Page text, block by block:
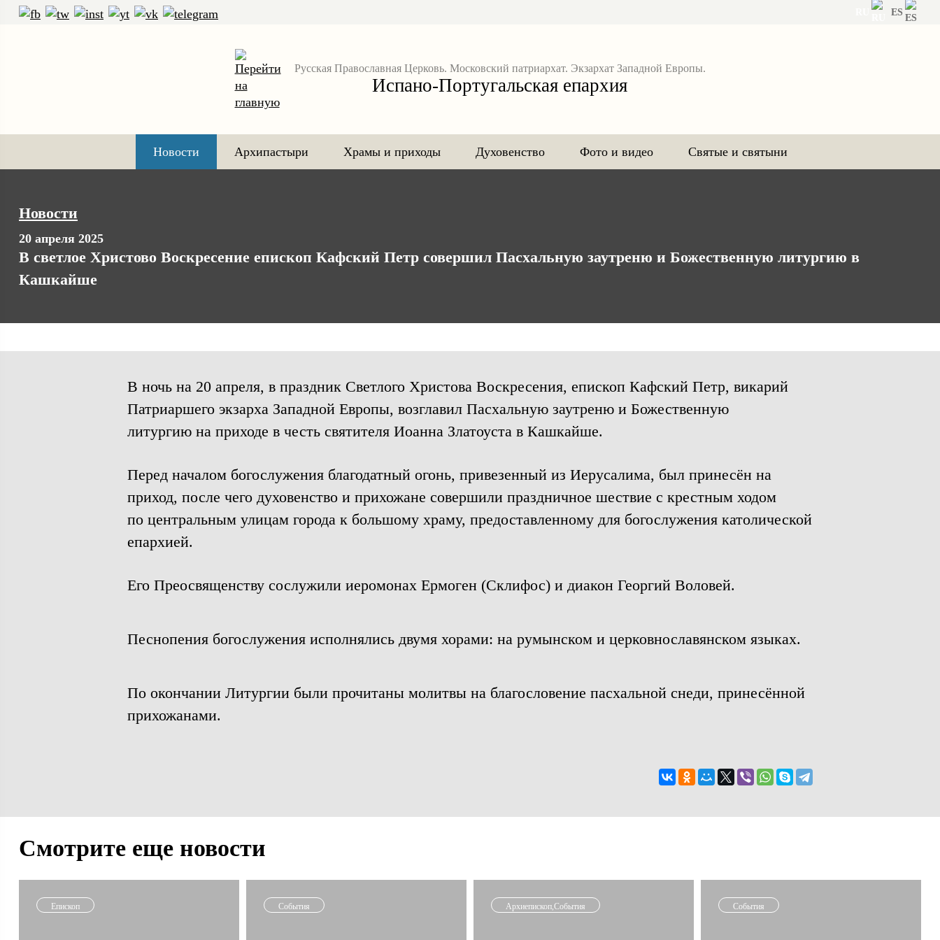
ES
Русская Православная Церковь. Московский патриархат. Экзархат Западной Европы.
Испано-Португальская епархия
Новости Архипастыри Храмы и приходы Духовенство Фото и видео Святые и святыни
Новости
20 апреля 2025
В светлое Христово Воскресение епископ Кафский Петр совершил Пасхальную заутреню и Божественную литургию в
Кашкайше
В ночь на 20 апреля, в праздник Светлого Христова Воскресения, епископ Кафский Петр, викарий
Патриаршего экзарха Западной Европы, возглавил Пасхальную заутреню и Божественную
литургию на приходе в честь святителя Иоанна Златоуста в Кашкайше.
Перед началом богослужения благодатный огонь, привезенный из Иерусалима, был принесён на
приход, после чего духовенство и прихожане совершили праздничное шествие с крестным ходом
по центральным улицам города к большому храму, предоставленному для богослужения католической
епархией.
Его Преосвященству сослужили иеромонах Ермоген (Склифос) и диакон Георгий Воловей.
Песнопения богослужения исполнялись двумя хорами: на румынском и церковнославянском языках.
По окончании Литургии были прочитаны молитвы на благословение пасхальной снеди, принесённой
прихожанами.
Смотрите еще новости
Епископ События Архиепископ,События События